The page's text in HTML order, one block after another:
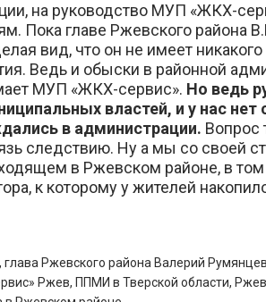
на руководство МУП «ЖКХ-
Пока главе Ржевского района
вид, что он не имеет
Ведь и обыски в районной
МУП «ЖКХ-сервис». Но ведь
властей, и у нас
в администрации. Вопрос
следствию. Ну а мы со своей
в Ржевском районе, в
к которому у жителей
, глава Ржевского района Валерий Румянцев
Ржев, ППМИ в Тверской области,